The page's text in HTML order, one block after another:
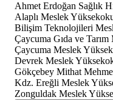
Ahmet Erdoğan Sağlık
Alaplı Meslek
Bilişim Teknolojileri
Çaycuma Gıda ve
Çaycuma Meslek
Devrek Meslek
Gökçebey Mithat
Kdz. Ereğli Meslek
Zonguldak Meslek